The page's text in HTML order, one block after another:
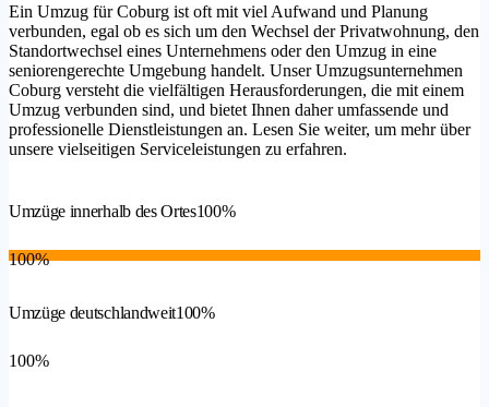
Ein Umzug für Coburg ist oft mit viel Aufwand und Planung
verbunden, egal ob es sich um den Wechsel der Privatwohnung, den
Standortwechsel eines Unternehmens oder den Umzug in eine
seniorengerechte Umgebung handelt. Unser Umzugsunternehmen
Coburg versteht die vielfältigen Herausforderungen, die mit einem
Umzug verbunden sind, und bietet Ihnen daher umfassende und
professionelle Dienstleistungen an. Lesen Sie weiter, um mehr über
unsere vielseitigen Serviceleistungen zu erfahren.
Umzüge innerhalb des Ortes100%
100%
Umzüge deutschlandweit100%
100%